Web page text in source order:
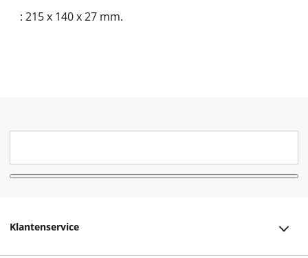
: 215 x 140 x 27 mm.
Klantenservice